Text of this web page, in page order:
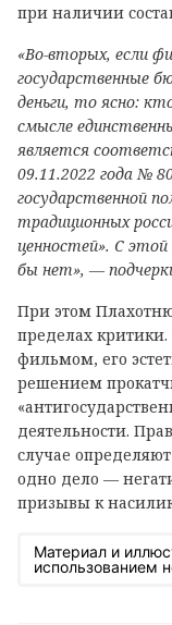
при наличии
«Во-вторых, если
государственные
деньги, то ясно:
смысле
является
09.11.2022 года №
государственной
традиционных
ценностей». С
бы нет», —
При этом
пределах критики.
фильмом, его
решением
деятельности.
случае
одно дело —
призывы к
Материал и
использованием